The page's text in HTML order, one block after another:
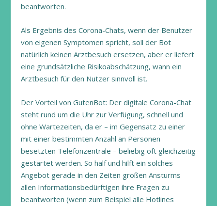
beantworten.
Als Ergebnis des Corona-Chats, wenn der Benutzer
von eigenen Symptomen spricht, soll der Bot
natürlich keinen Arztbesuch ersetzen, aber er liefert
eine grundsätzliche Risikoabschätzung, wann ein
Arztbesuch für den Nutzer sinnvoll ist.
Der Vorteil von GutenBot: Der digitale Corona-Chat
steht rund um die Uhr zur Verfügung, schnell und
ohne Wartezeiten, da er – im Gegensatz zu einer
mit einer bestimmten Anzahl an Personen
besetzten Telefonzentrale – beliebig oft gleichzeitig
gestartet werden. So half und hilft ein solches
Angebot gerade in den Zeiten großen Ansturms
allen Informationsbedürftigen ihre Fragen zu
beantworten (wenn zum Beispiel alle Hotlines